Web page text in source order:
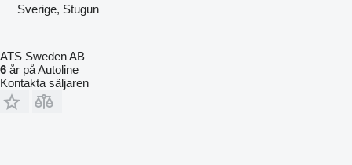
Sverige, Stugun
ATS Sweden AB
6 år på Autoline
Kontakta säljaren